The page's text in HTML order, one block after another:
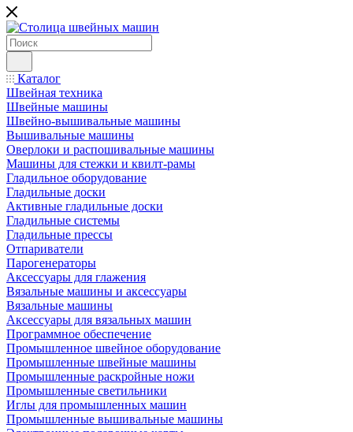
Каталог
Швейная техника
Швейные машины
Швейно-вышивальные машины
Вышивальные машины
Оверлоки и распошивальные машины
Машины для стежки и квилт-рамы
Гладильное оборудование
Гладильные доски
Активные гладильные доски
Гладильные системы
Гладильные прессы
Отпариватели
Парогенераторы
Аксессуары для глажения
Вязальные машины и аксессуары
Вязальные машины
Аксессуары для вязальных машин
Программное обеспечение
Промышленное швейное оборудование
Промышленные швейные машины
Промышленные раскройные ножи
Промышленные светильники
Иглы для промышленных машин
Промышленные вышивальные машины